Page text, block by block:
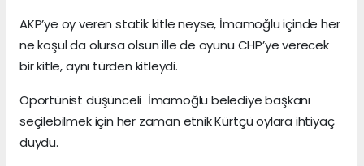
AKP’ye oy veren statik kitle neyse, İmamoğlu içinde her
ne koşul da olursa olsun ille de oyunu CHP’ye verecek
bir kitle, aynı türden kitleydi.
Oportünist düşünceli İmamoğlu belediye başkanı
seçilebilmek için her zaman etnik Kürtçü oylara ihtiyaç
duydu.